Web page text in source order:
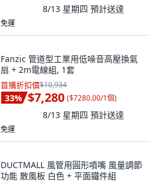
8/13 星期四 預計送達
免運
Fanzic 管道型工業用低噪音高壓換氣
扇 + 2m電線組, 1套
首購折扣價$10,934
33% $7,280 ($7280.00/1個)
8/13 星期四 預計送達
免運
DUCTMALL 風管用圓形噴嘴 風量調節
功能 散風板 白色 + 平面鐵件組